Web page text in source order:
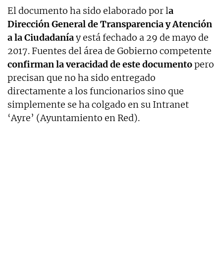
El documento ha sido elaborado por la
Dirección General de Transparencia y Atención
a la Ciudadaníay está fechado a 29 de mayo de
2017. Fuentes del área de Gobierno competente
confirman la veracidad de este documentopero
precisan que no ha sido entregado
directamente a los funcionarios sino que
simplemente se ha colgado en su Intranet
‘Ayre’ (Ayuntamiento en Red).